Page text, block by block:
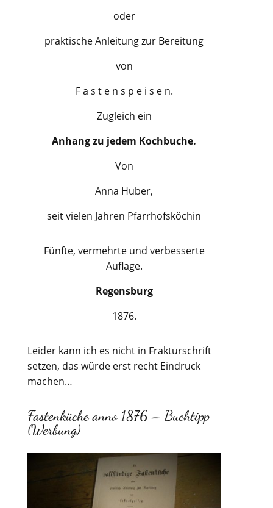
oder
praktische Anleitung zur Bereitung
von
F a s t e n s p e i s e n.
Zugleich ein
Anhang zu jedem Kochbuche.
Von
Anna Huber,
seit vielen Jahren Pfarrhofsköchin
Fünfte, vermehrte und verbesserte
Auflage.
Regensburg
1876.
Leider kann ich es nicht in Frakturschrift
setzen, das würde erst recht Eindruck
machen…
Fastenküche anno 1876 – Buchtipp
(Werbung)